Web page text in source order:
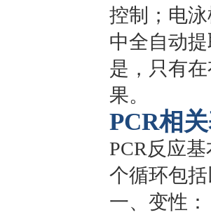
控制；电
中全自动
是，只有
果。
PCR相
PCR反应
个循环包
一、变性：